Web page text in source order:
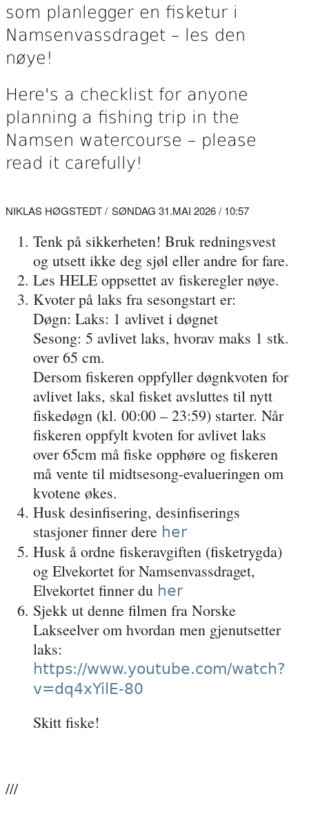
som planlegger en fisketur i
Namsenvassdraget – les den
nøye!
Here's a checklist for anyone
planning a fishing trip in the
Namsen watercourse – please
read it carefully!
NIKLAS HØGSTEDT SØNDAG 31.MAI 2026 / 10:57
Tenk på sikkerheten! Bruk redningsvest
og utsett ikke deg sjøl eller andre for fare.
Les HELE oppsettet av fiskeregler nøye.
Kvoter på laks fra sesongstart er:
Døgn: Laks: 1 avlivet i døgnet
Sesong: 5 avlivet laks, hvorav maks 1 stk.
over 65 cm.
Dersom fiskeren oppfyller døgnkvoten for
avlivet laks, skal fisket avsluttes til nytt
fiskedøgn (kl. 00:00 – 23:59) starter. Når
fiskeren oppfylt kvoten for avlivet laks
over 65cm må fiske opphøre og fiskeren
må vente til midtsesong-evalueringen om
kvotene økes.
Husk desinfisering, desinfiserings
stasjoner finner dere her
Husk å ordne fiskeravgiften (fisketrygda)
og Elvekortet for Namsenvassdraget,
Elvekortet finner du her
Sjekk ut denne filmen fra Norske
Lakseelver om hvordan men gjenutsetter
laks:
https://www.youtube.com/watch?
v=dq4xYilE-80
Skitt fiske!
///